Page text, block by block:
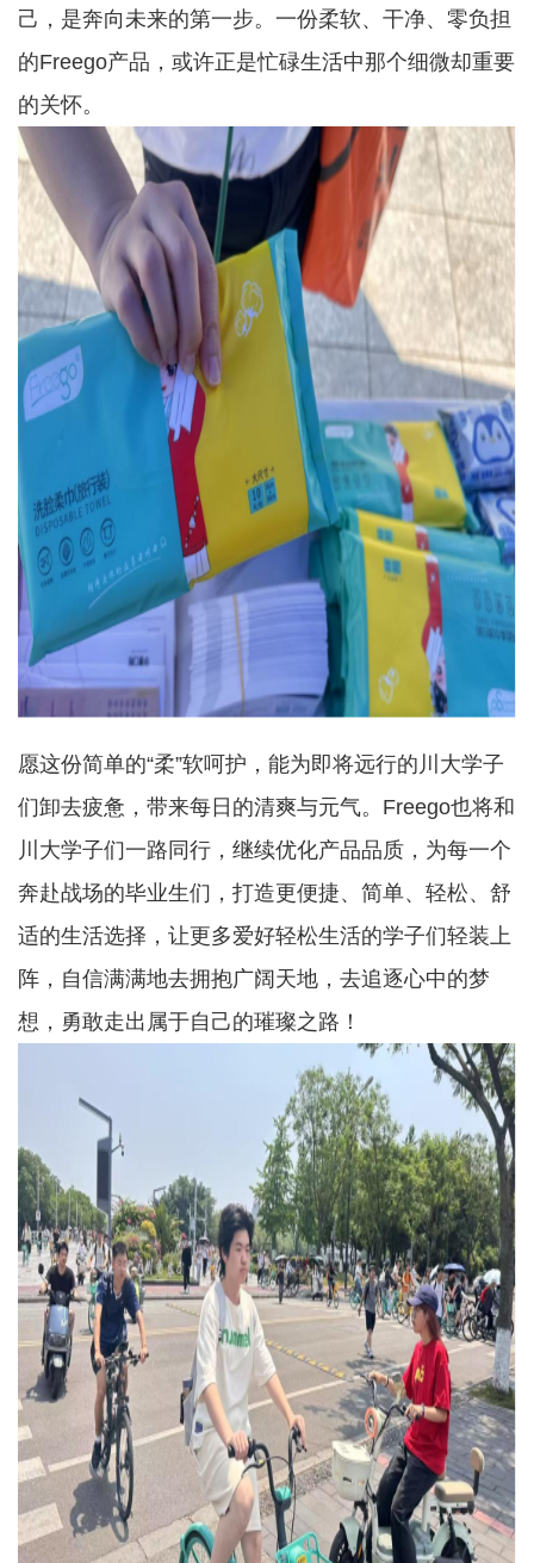
己，是奔向未来的第一步。一份柔软、干净、零负担
的Freego产品，或许正是忙碌生活中那个细微却重要
的关怀。
愿这份简单的“柔”软呵护，能为即将远行的川大学子
们卸去疲惫，带来每日的清爽与元气。Freego也将和
川大学子们一路同行，继续优化产品品质，为每一个
奔赴战场的毕业生们，打造更便捷、简单、轻松、舒
适的生活选择，让更多爱好轻松生活的学子们轻装上
阵，自信满满地去拥抱广阔天地，去追逐心中的梦
想，勇敢走出属于自己的璀璨之路！